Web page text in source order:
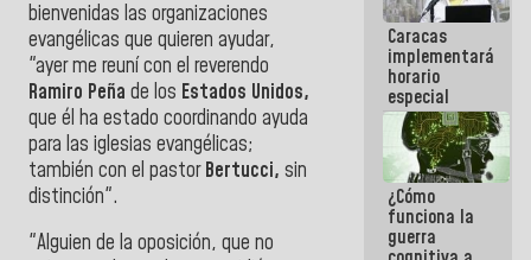
bienvenidas las organizaciones
evangélicas que quieren ayudar,
"ayer me reuní con el reverendo
Ramiro Peña de los Estados Unidos,
que él ha estado coordinando ayuda
para las iglesias evangélicas;
también con el pastorBertucci, sin
distinción".
"Alguien de la oposición, que no
que haces
es
embarrarla
Caracas
implementará
horario
especial
para
adaptarse
al plan de
ahorro
energético
¿Cómo
funciona la
guerra